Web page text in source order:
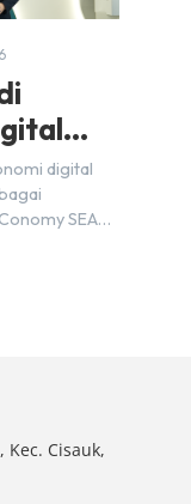
digital
SEA
Kec. Cisauk,